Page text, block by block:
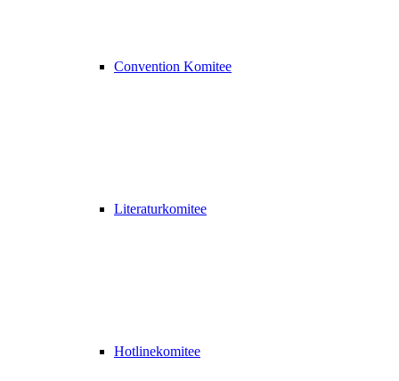
Convention Komitee
Literaturkomitee
Hotlinekomitee